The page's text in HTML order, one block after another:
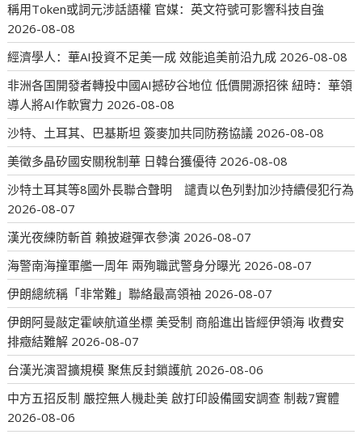
稱用Token或詞元涉話語權 官媒：英文符號可影響科技自強
2026-08-08
經濟學人：華AI投資不足美一成 效能追美前沿九成 2026-08-08
非洲各国開發者轉投中國AI撼矽谷地位 低價開源招徠 紐時：華領
導人將AI作軟實力 2026-08-08
沙特、土耳其、巴基斯坦 簽麥加共同防務協議 2026-08-08
美徵多晶矽國安關稅制華 日韓台獲優待 2026-08-08
沙特土耳其等8國外長聯合聲明 譴責以色列對加沙持續侵犯行為
2026-08-07
漢光夜練防斬首 賴披避彈衣參演 2026-08-07
海警南海撞軍艦一周年 兩殉職武警身分曝光 2026-08-07
伊朗總統稱「非常難」聯絡最高領袖 2026-08-07
伊朗阿曼敲定霍峽航道坐標 美受制 商船進出皆經伊領海 收費安
排癥結難解 2026-08-07
台漢光演習擴規模 聚焦反封鎖護航 2026-08-06
中方五招反制 嚴控無人機赴美 啟打印設備國安調查 制裁7實體
2026-08-06